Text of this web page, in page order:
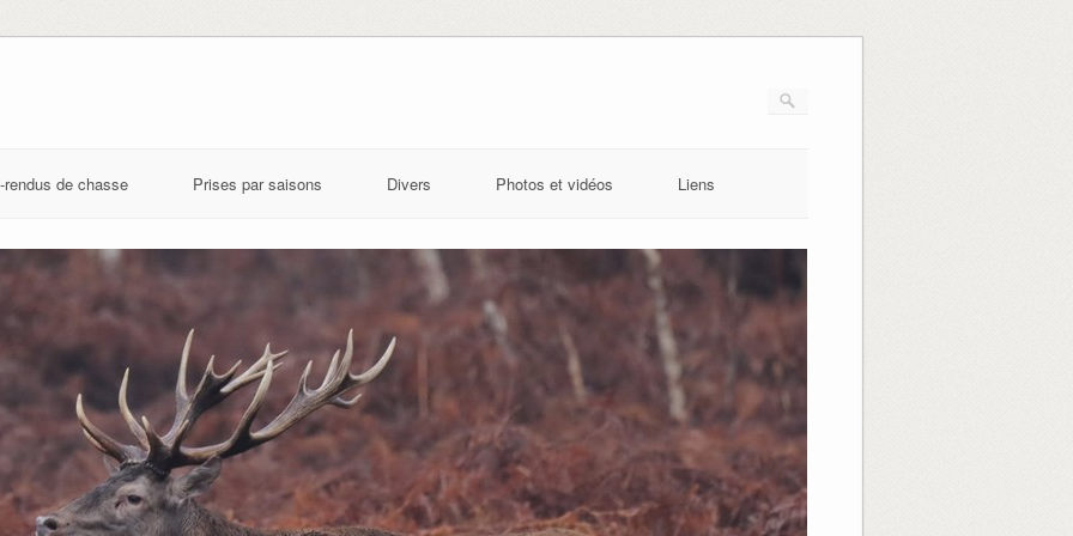
rendus de chasse Prises par saisons Divers Photos et vidéos Liens